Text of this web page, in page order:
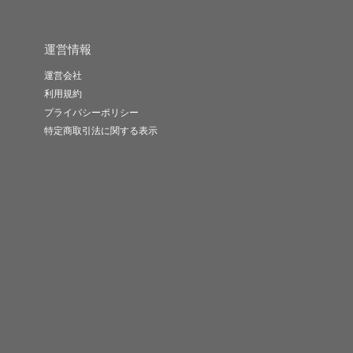
運営情報
運営会社
利用規約
プライバシーポリシー
特定商取引法に関する表示